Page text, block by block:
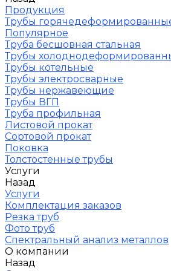
Продукция
Трубы
Популярное
Труба бесшовная стальная
Трубы
Трубы котельные
Трубы электросварные
Трубы нержавеющие
Трубы ВГП
Труба профильная
Листовой прокат
Сортовой прокат
Поковка
Толстостенные трубы
Услуги
Назад
Услуги
Комплектация заказов
Резка труб
Фото труб
Спектральный анализ металлов
О компании
Назад